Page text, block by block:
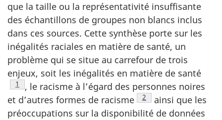
que la taille ou la représentativité insuffisante
des échantillons de groupes non blancs inclus
dans ces sources. Cette synthèse porte sur les
inégalités raciales en matière de santé, un
problème qui se situe au carrefour de trois
enjeux, soit les inégalités en matière de santé
Note de bas de page
1
, le racisme à l’égard des personnes noires
et d’autres formes de racisme
Note de bas de page
2
ainsi que les
préoccupations sur la disponibilité de données